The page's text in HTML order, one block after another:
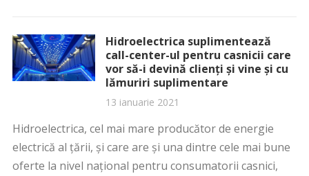
Hidroelectrica suplimentează
call-center-ul pentru casnicii care
vor să-i devină clienți și vine și cu
lămuriri suplimentare
13 ianuarie 2021
Hidroelectrica, cel mai mare producător de energie
electrică al țării, și care are și una dintre cele mai bune
oferte la nivel național pentru consumatorii casnici,